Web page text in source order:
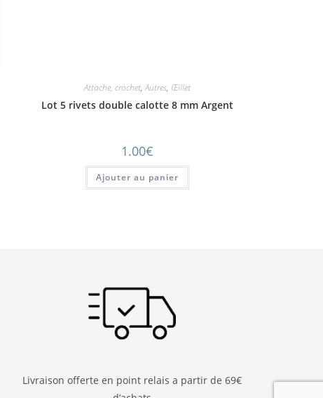
Attache, crochet,Autres, Œillet
Lot 5 rivets double calotte 8 mm Argent
1.00€
Ajouter au panier
Livraison offerte en point relais a partir de 69€